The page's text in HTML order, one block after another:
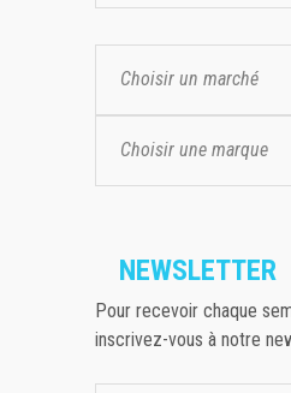
Choisir un marché
Choisir une marque
NEWSLETTER
Pour recevoir chaque
inscrivez-vous à notre